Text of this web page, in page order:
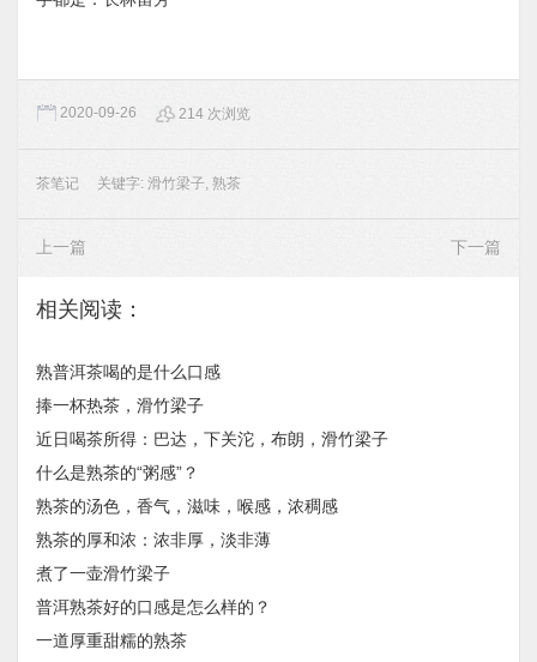
2020-09-26 214 次浏览
茶笔记 关键字: 滑竹梁子 熟茶
上一篇 下一篇
相关阅读：
熟普洱茶喝的是什么口感
捧一杯热茶，滑竹梁子
近日喝茶所得：巴达，下关沱，布朗，滑竹梁子
什么是熟茶的“粥感”？
熟茶的汤色，香气，滋味，喉感，浓稠感
熟茶的厚和浓：浓非厚，淡非薄
煮了一壶滑竹梁子
普洱熟茶好的口感是怎么样的？
一道厚重甜糯的熟茶